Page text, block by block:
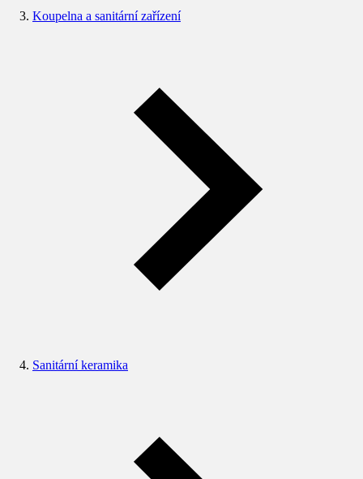
Koupelna a sanitární zařízení
Sanitární keramika